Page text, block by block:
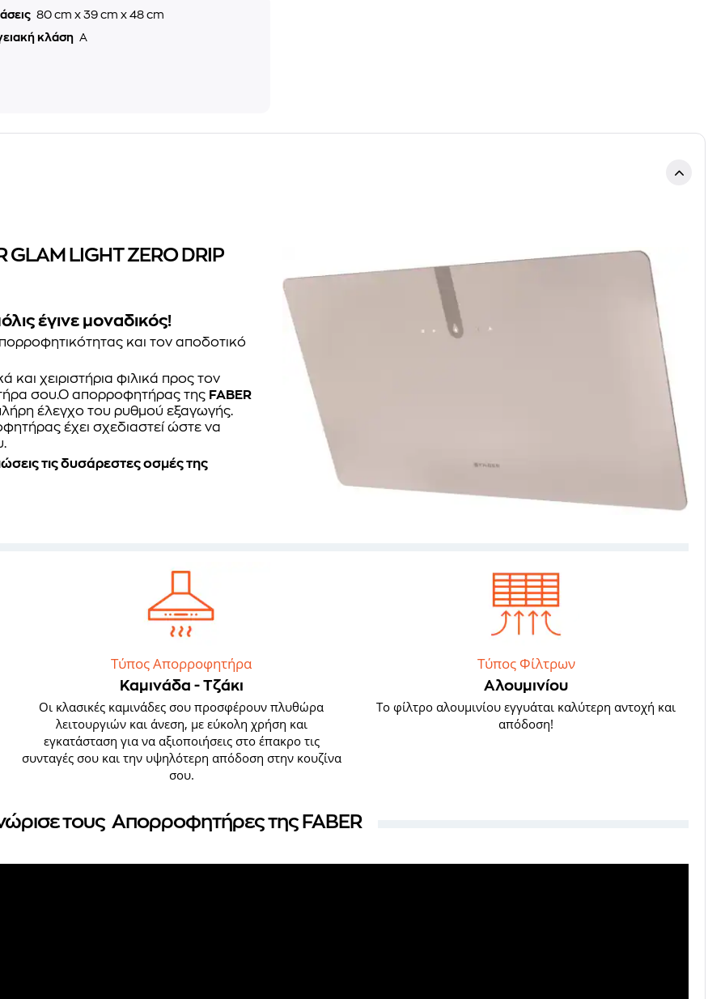
80 cm x 39 cm x 48 cm
κλάση A
LIGHT ZERO DRIP
έγινε μοναδικός!
και τον αποδοτικό
και χειριστήρια φιλικά προς τον
σου.Ο απορροφητήρας της FABER
έλεγχο του ρυθμού εξαγωγής.
έχει σχεδιαστεί ώστε να
τις δυσάρεστες οσμές της
Τύπος Απορροφητήρα
Καμινάδα - Τζάκι
Οι κλασικές καμινάδες σου προσφέρουν πλυθώρα
λειτουργιών και άνεση, με εύκολη χρήση και
εγκατάσταση για να αξιοποιήσεις στο έπακρο τις
συνταγές σου και την υψηλότερη απόδοση στην κουζίνα
σου.
Τύπος Φίλτρων
Αλουμινίου
Το φίλτρο αλουμινίου εγγυάται καλύτερη αντοχή και
απόδοση!
τους Απορροφητήρες της FABER